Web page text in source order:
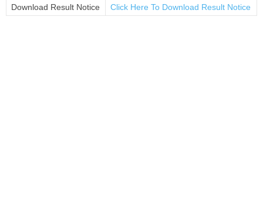
Download Result Notice
Click Here To Download Result Notice